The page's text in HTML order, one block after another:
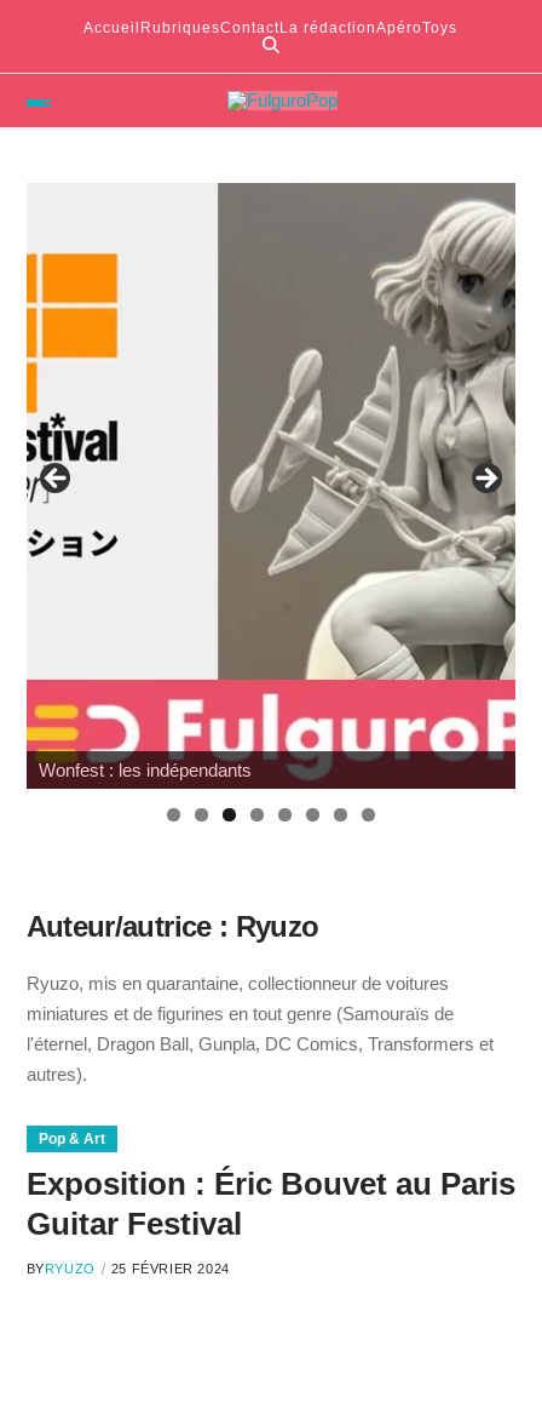
Accueil RubriquesContactLa rédactionApéroToys
SDCC 2026 : Toutes les infos
Auteur/autrice : Ryuzo
Ryuzo, mis en quarantaine, collectionneur de voitures
miniatures et de figurines en tout genre (Samouraïs de
l'éternel, Dragon Ball, Gunpla, DC Comics, Transformers et
autres).
Pop & Art
Exposition : Éric Bouvet au Paris
Guitar Festival
BYRYUZO 25 FÉVRIER 2024